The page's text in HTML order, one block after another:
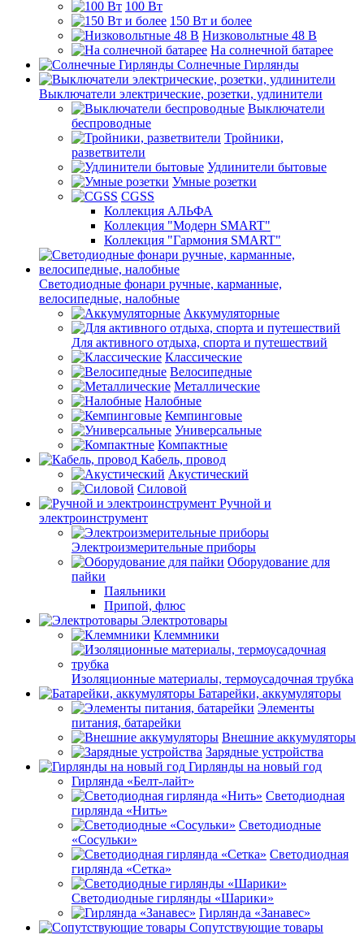
100 Вт
150 Вт и более
Низковольтные 48 В
На солнечной батарее
Солнечные Гирлянды
Выключатели электрические, розетки, удлинители
Выключатели
беспроводные
Тройники,
разветвители
Удлинители бытовые
Умные розетки
CGSS
Коллекция АЛЬФА
Коллекция "Модерн SMART"
Коллекция "Гармония SMART"
Светодиодные фонари ручные, карманные,
велосипедные, налобные
Аккумуляторные
Для активного отдыха, спорта и путешествий
Классические
Велосипедные
Металлические
Налобные
Кемпинговые
Универсальные
Компактные
Кабель, провод
Акустический
Силовой
Ручной и
электроинструмент
Электроизмерительные приборы
Оборудование для
пайки
Паяльники
Припой, флюс
Электротовары
Клеммники
Изоляционные материалы, термоусадочная трубка
Батарейки, аккумуляторы
Элементы
питания, батарейки
Внешние аккумуляторы
Зарядные устройства
Гирлянды на новый год
Гирлянда «Белт-лайт»
Светодиодная
гирлянда «Нить»
Светодиодные
«Сосульки»
Светодиодная
гирлянда «Сетка»
Светодиодные гирлянды «Шарики»
Гирлянда «Занавес»
Сопутствующие товары